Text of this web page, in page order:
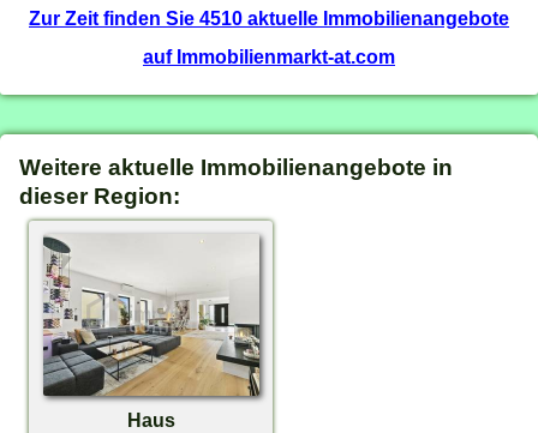
Zur Zeit finden Sie 4510 aktuelle Immobilienangebote
auf Immobilienmarkt-at.com
Weitere aktuelle Immobilienangebote in
dieser Region:
Haus